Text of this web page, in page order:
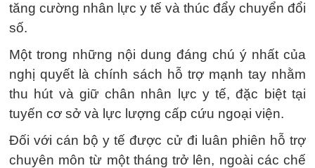
tăng cường nhân lực y tế và thúc đẩy chuyển đổi
số.
Một trong những nội dung đáng chú ý nhất của
nghị quyết là chính sách hỗ trợ mạnh tay nhằm
thu hút và giữ chân nhân lực y tế, đặc biệt tại
tuyến cơ sở và lực lượng cấp cứu ngoại viện.
Đối với cán bộ y tế được cử đi luân phiên hỗ trợ
chuyên môn từ một tháng trở lên, ngoài các chế